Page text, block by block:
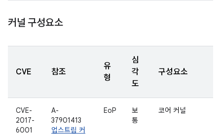
커널 구성요소
CVE 참조
유
형
심
각
도
구성요소
CVE-
2017-
6001
A-
37901413
업스트림 커
EoP
보
통
코어 커널